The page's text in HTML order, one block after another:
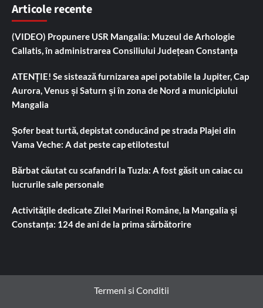
Articole recente
(VIDEO) Propunere USR Mangalia: Muzeul de Arhologie
Callatis, în administrarea Consiliului Județean Constanța
ATENȚIE! Se sistează furnizarea apei potabile la Jupiter, Cap
Aurora, Venus și Saturn și în zona de Nord a municipiului
Mangalia
Șofer beat turtă, depistat conducând pe strada Plajei din
Vama Veche: A dat peste cap etilotestul
Bărbat căutat cu scafandri la Tuzla: A fost găsit un caiac cu
lucrurile sale personale
Activitățile dedicate Zilei Marinei Române, la Mangalia și
Constanța: 124 de ani de la prima sărbătorire
Termeni si Conditii